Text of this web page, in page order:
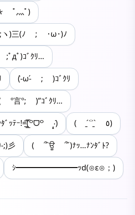
ﾟ灬ﾟ)
ヽ)三(ﾉ ; ･ω･)ﾉ
ﾟдﾟ)ｺﾞｸﾘ…
(-̀ω-́ ; )ｺﾞｸﾘ
º言º; )”ｺﾞｸﾘ…
ﾞｯﾃｰ!=͟͟͞͞(꒪ᗜ꒪ ‧̣̥̇) ( ˊ̱˂˃ˋ̱ ٥)
;)彡 ( ՞`ਊ ՞´)ﾅｯ…ﾅﾝﾀﾞﾄ?
ｼ━━━━━━━━ｯd(⊙ε⊙；)